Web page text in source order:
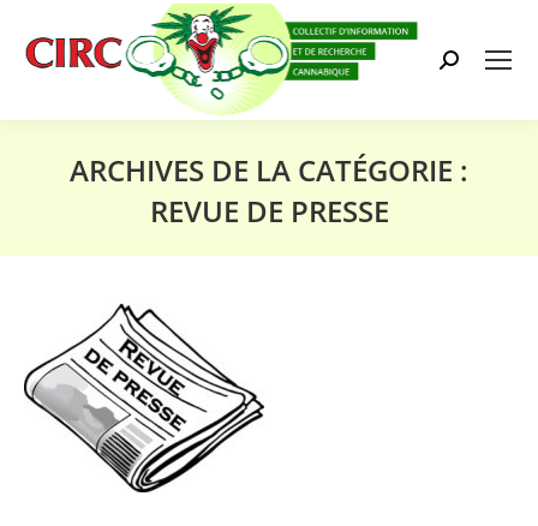
Search:
ARCHIVES DE LA CATÉGORIE :
REVUE DE PRESSE